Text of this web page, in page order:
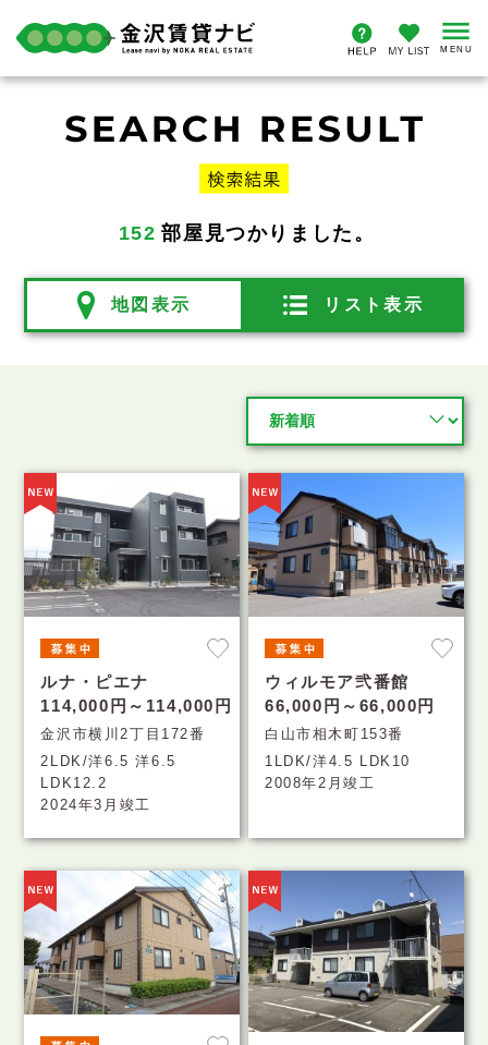
152 部屋見つかりました。
地図表示 リスト表示
ルナ・ピエナ
114,000円～114,000円
金沢市横川2丁目172番
2LDK/洋6.5 洋6.5
LDK12.2
2024年3月竣工
ウィルモア弐番館
66,000円～66,000円
白山市相木町153番
1LDK/洋4.5 LDK10
2008年2月竣工